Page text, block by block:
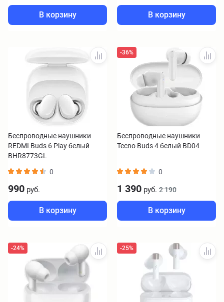
В корзину В корзину
Беспроводные наушники
REDMI Buds 6 Play белый
BHR8773GL
0
990 руб.
В корзину
-36%
Беспроводные наушники
Tecno Buds 4 белый BD04
0
1 390 руб. 2 190
В корзину
-24% -25%